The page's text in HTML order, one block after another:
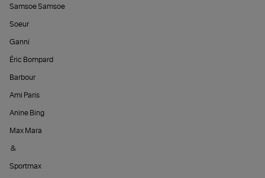
Samsoe Samsoe
Soeur
Ganni
Éric Bompard
Barbour
Ami Paris
Anine Bing
Max Mara
&
Sportmax